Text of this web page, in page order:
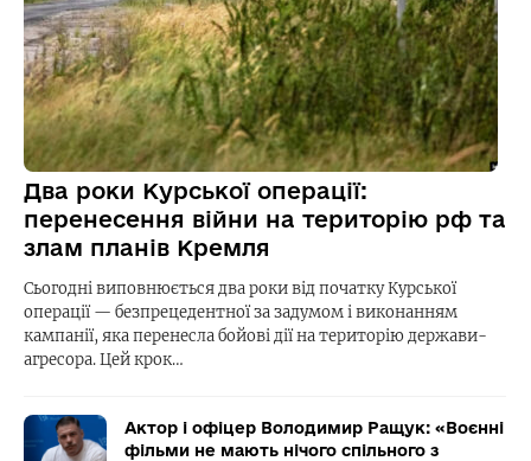
Два роки Курської операції:
перенесення війни на територію рф та
злам планів Кремля
Сьогодні виповнюється два роки від початку Курської
операції — безпрецедентної за задумом і виконанням
кампанії, яка перенесла бойові дії на територію держави-
агресора. Цей крок…
Актор і офіцер Володимир Ращук: «Воєнні
фільми не мають нічого спільного з